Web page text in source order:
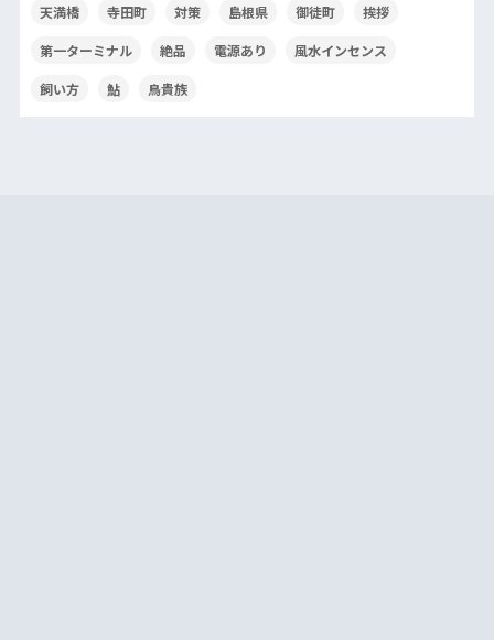
天満橋 寺田町 対策 島根県 御徒町 挨拶
第一ターミナル 絶品 電源あり 風水インセンス
飼い方 鮎 鳥貴族